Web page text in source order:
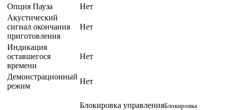
Опция Пауза
Нет
Акустический
сигнал окончания
приготовления
Нет
Индикация
оставшегося
времени
Нет
Демонстрационный
режим
Нет
Блокировка управленияБлокировка